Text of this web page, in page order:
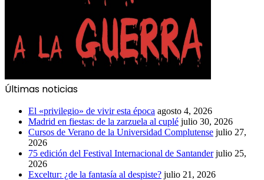
Últimas noticias
El «privilegio» de vivir esta época agosto 4, 2026
Madrid en fiestas: de la zarzuela al cuplé julio 30, 2026
Cursos de Verano de la Universidad Complutense julio 27,
2026
75 edición del Festival Internacional de Santander julio 25,
2026
Exceltur: ¿de la fantasía al despiste? julio 21, 2026